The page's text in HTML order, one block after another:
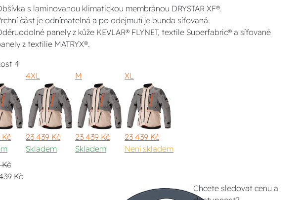
s laminovanou klimatickou membránou DRYSTAR XF®.
část je odnímatelná a po odejmutí je bunda síťovaná.
panely z kůže KEVLAR® FLYNET, textile Superfabric® a síťované
z textilie MATRYX®.
4
Kč
4XL
23 439 Kč
Skladem
M
23 439 Kč
Skladem
XL
23 439 Kč
Není skladem
Kč
Kč
Chcete sledovat cenu a